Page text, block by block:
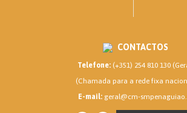
CONTACTOS
Telefone:(+351) 254 810 130
(Chamada para a rede fixa
E-mail:geral@cm-